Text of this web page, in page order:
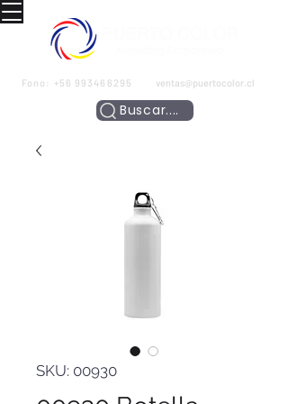
Fono: +56 993466295 ventas@puertocolor.cl
Buscar....
SKU: 00930